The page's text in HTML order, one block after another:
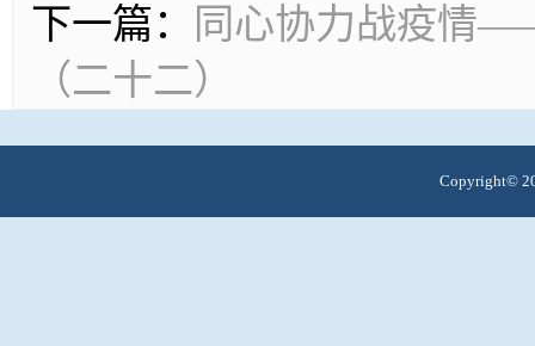
下一篇：
同心协力战疫情
（二十二）
Copyright©